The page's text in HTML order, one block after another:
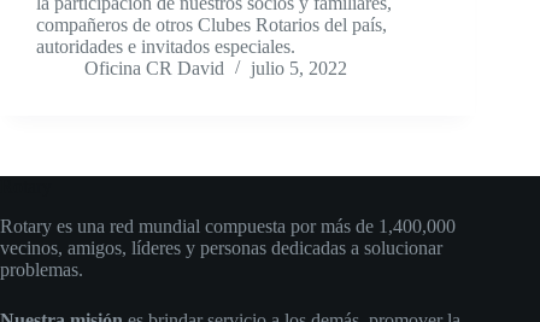
compañeros de otros Clubes Rotarios del país,
autoridades e invitados especiales.
Oficina CR David
julio 5, 2022
Rotary es una red mundial compuesta por más de 1,400,000
vecinos, amigos, líderes y personas dedicadas a solucionar
problemas.